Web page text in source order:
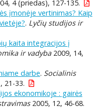
4 (priedas), 127-135.
įmonėje vertinimas? Kaip
. Lyčių studijos ir
kaita integracijos į
ir vadyba2009, 14,
darbe. Socialinis
21-33.
ekonomikoje : gairės
2005, 12, 46-68.